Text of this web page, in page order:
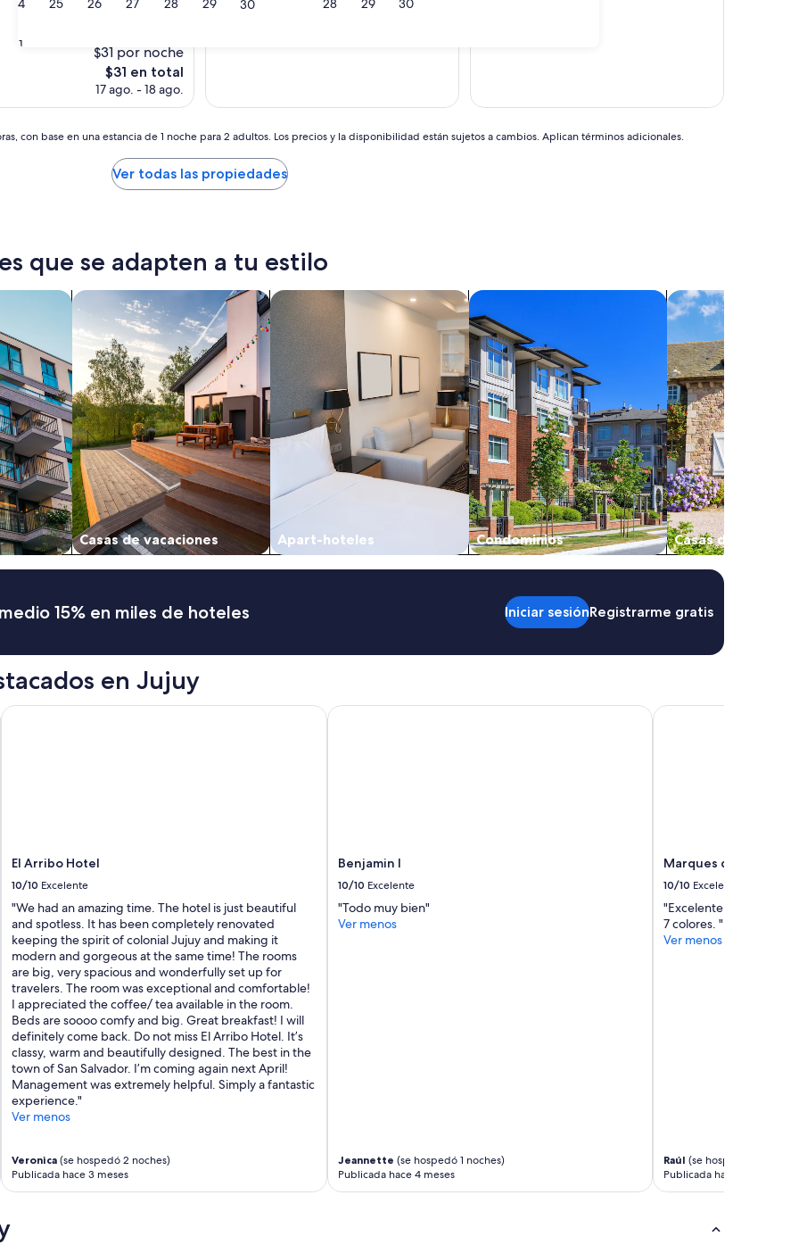
24 25 26 27 28 29 30
31
28 29 30
$31 por noche
El
precio
de
$31 en total
17 ago. - 18 ago.
con base en una estancia de 1 noche para 2 adultos. Los precios y la disponibilidad están sujetos a cambios. Aplican términos adicionales.
Ver todas las propiedades
que se adapten a tu estilo
Casas de vacaciones
Buscar casas de vacaciones
Apart-hoteles
Buscar apart-hoteles
Condominios
Buscar condominios
Casas de campo
Buscar casas de
15% en miles de hoteles Iniciar sesiónRegistrarme gratis
en Jujuy
El Arribo Hotel
10/10 Excelente
"We had an amazing time. The hotel is just beautiful
and spotless. It has been completely renovated
keeping the spirit of colonial Jujuy and making it
modern and gorgeous at the same time! The rooms
are big, very spacious and wonderfully set up for
travelers. The room was exceptional and comfortable!
I appreciated the coffee/ tea available in the room.
Beds are soooo comfy and big. Great breakfast! I will
definitely come back. Do not miss El Arribo Hotel. It’s
classy, warm and beautifully designed. The best in the
town of San Salvador. I’m coming again next April!
Management was extremely helpful. Simply a fantastic
experience."
Ver menos
Veronica (se hospedó 2 noches)
Publicada hace 3 meses
El Arribo Hotel
Benjamin I
10/10 Excelente
"Todo muy bien"
Ver menos
Jeannette (se hospedó 1 noches)
Publicada hace 4 meses
Benjamin I
Marques de Tojo
10/10 Excelente
"Excelente ubicación y
7 colores. "
Ver menos
Raúl (se hospedó 2 noches)
Publicada hace 4 meses
Marques de Tojo